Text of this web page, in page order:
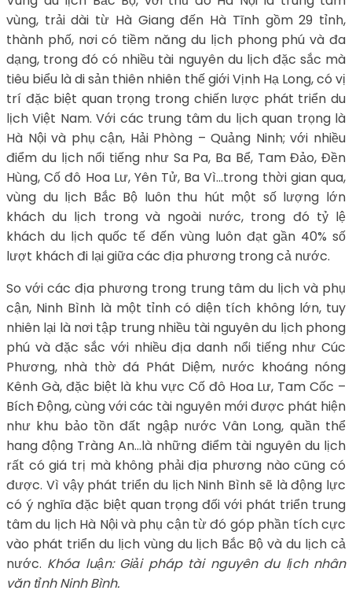
vùng, trải dài từ Hà Giang đến Hà Tĩnh gồm 29 tỉnh,
thành phố, nơi có tiềm năng du lịch phong phú và đa
dạng, trong đó có nhiều tài nguyên du lịch đặc sắc mà
tiêu biểu là di sản thiên nhiên thế giới Vịnh Hạ Long, có vị
trí đặc biệt quan trọng trong chiến lược phát triển du
lịch Việt Nam. Với các trung tâm du lịch quan trọng là
Hà Nội và phụ cận, Hải Phòng – Quảng Ninh; với nhiều
điểm du lịch nổi tiếng như Sa Pa, Ba Bể, Tam Đảo, Đền
Hùng, Cố đô Hoa Lư, Yên Tử, Ba Vì…trong thời gian qua,
vùng du lịch Bắc Bộ luôn thu hút một số lượng lớn
khách du lịch trong và ngoài nước, trong đó tỷ lệ
khách du lịch quốc tế đến vùng luôn đạt gần 40% số
lượt khách đi lại giữa các địa phương trong cả nước.
So với các địa phương trong trung tâm du lịch và phụ
cận, Ninh Bình là một tỉnh có diện tích không lớn, tuy
nhiên lại là nơi tập trung nhiều tài nguyên du lịch phong
phú và đặc sắc với nhiều địa danh nổi tiếng như Cúc
Phương, nhà thờ đá Phát Diệm, nước khoáng nóng
Kênh Gà, đặc biệt là khu vực Cố đô Hoa Lư, Tam Cốc –
Bích Động, cùng với các tài nguyên mới được phát hiện
như khu bảo tồn đất ngập nước Vân Long, quần thể
hang động Tràng An…là những điểm tài nguyên du lịch
rất có giá trị mà không phải địa phương nào cũng có
được. Vì vậy phát triển du lịch Ninh Bình sẽ là động lực
có ý nghĩa đặc biệt quan trọng đối với phát triển trung
tâm du lịch Hà Nội và phụ cận từ đó góp phần tích cực
vào phát triển du lịch vùng du lịch Bắc Bộ và du lịch cả
nước. Khóa luận: Giải pháp tài nguyên du lịch nhân
văn tỉnh Ninh Bình.